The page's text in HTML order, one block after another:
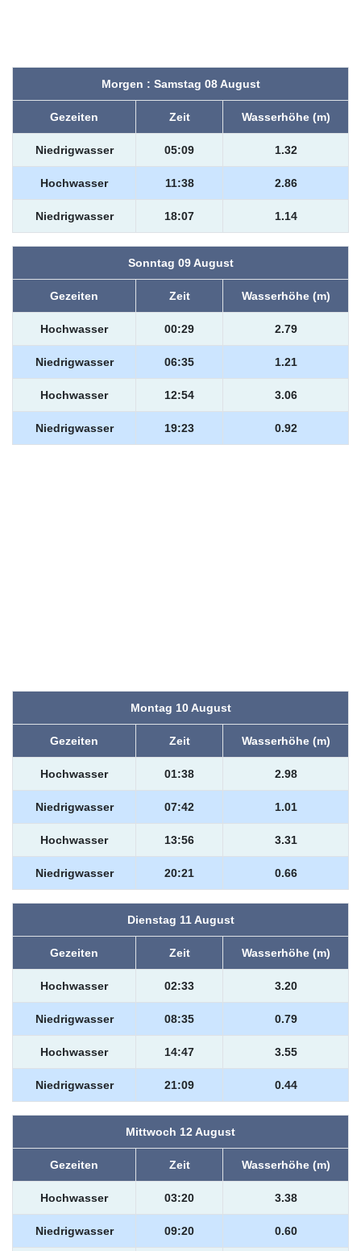
Morgen : Samstag 08 August
Gezeiten Zeit Wasserhöhe (m)
Niedrigwasser 05:09 1.32
Hochwasser 11:38 2.86
Niedrigwasser 18:07 1.14
Sonntag 09 August
Gezeiten Zeit Wasserhöhe (m)
Hochwasser 00:29 2.79
Niedrigwasser 06:35 1.21
Hochwasser 12:54 3.06
Niedrigwasser 19:23 0.92
Montag 10 August
Gezeiten Zeit Wasserhöhe (m)
Hochwasser 01:38 2.98
Niedrigwasser 07:42 1.01
Hochwasser 13:56 3.31
Niedrigwasser 20:21 0.66
Dienstag 11 August
Gezeiten Zeit Wasserhöhe (m)
Hochwasser 02:33 3.20
Niedrigwasser 08:35 0.79
Hochwasser 14:47 3.55
Niedrigwasser 21:09 0.44
Mittwoch 12 August
Gezeiten Zeit Wasserhöhe (m)
Hochwasser 03:20 3.38
Niedrigwasser 09:20 0.60